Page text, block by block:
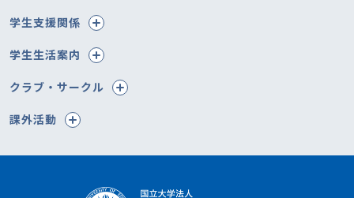
学生支援関係
学生生活案内
クラブ・サークル
課外活動